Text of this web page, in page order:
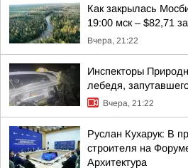
Как закрылась
19:00 мск – $82,71
Вчера, 21:22
Инспекторы
лебедя,
Вчера, 21:22
Руслан Кухарук: В
строителя на
Архитектура